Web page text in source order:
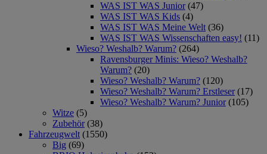
WAS IST WAS Junior (47)
WAS IST WAS Kids (4)
WAS IST WAS Meine Welt (36)
WAS IST WAS Wissenschaften easy! (11)
Wieso? Weshalb? Warum? (264)
Ravensburger Minis: Wieso? Weshalb?
Warum? (20)
Wieso? Weshalb? Warum? (120)
Wieso? Weshalb? Warum? Erstleser (17)
Wieso? Weshalb? Warum? Junior (105)
Witze (5)
Zubehör (38)
Fahrzeugwelt (1550)
Big (69)